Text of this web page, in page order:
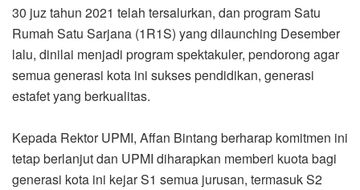
30 juz tahun 2021 telah tersalurkan, dan program Satu
Rumah Satu Sarjana (1R1S) yang dilaunching Desember
lalu, dinilai menjadi program spektakuler, pendorong agar
semua generasi kota ini sukses pendidikan, generasi
estafet yang berkualitas.
Kepada Rektor UPMI, Affan Bintang berharap komitmen ini
tetap berlanjut dan UPMI diharapkan memberi kuota bagi
generasi kota ini kejar S1 semua jurusan, termasuk S2